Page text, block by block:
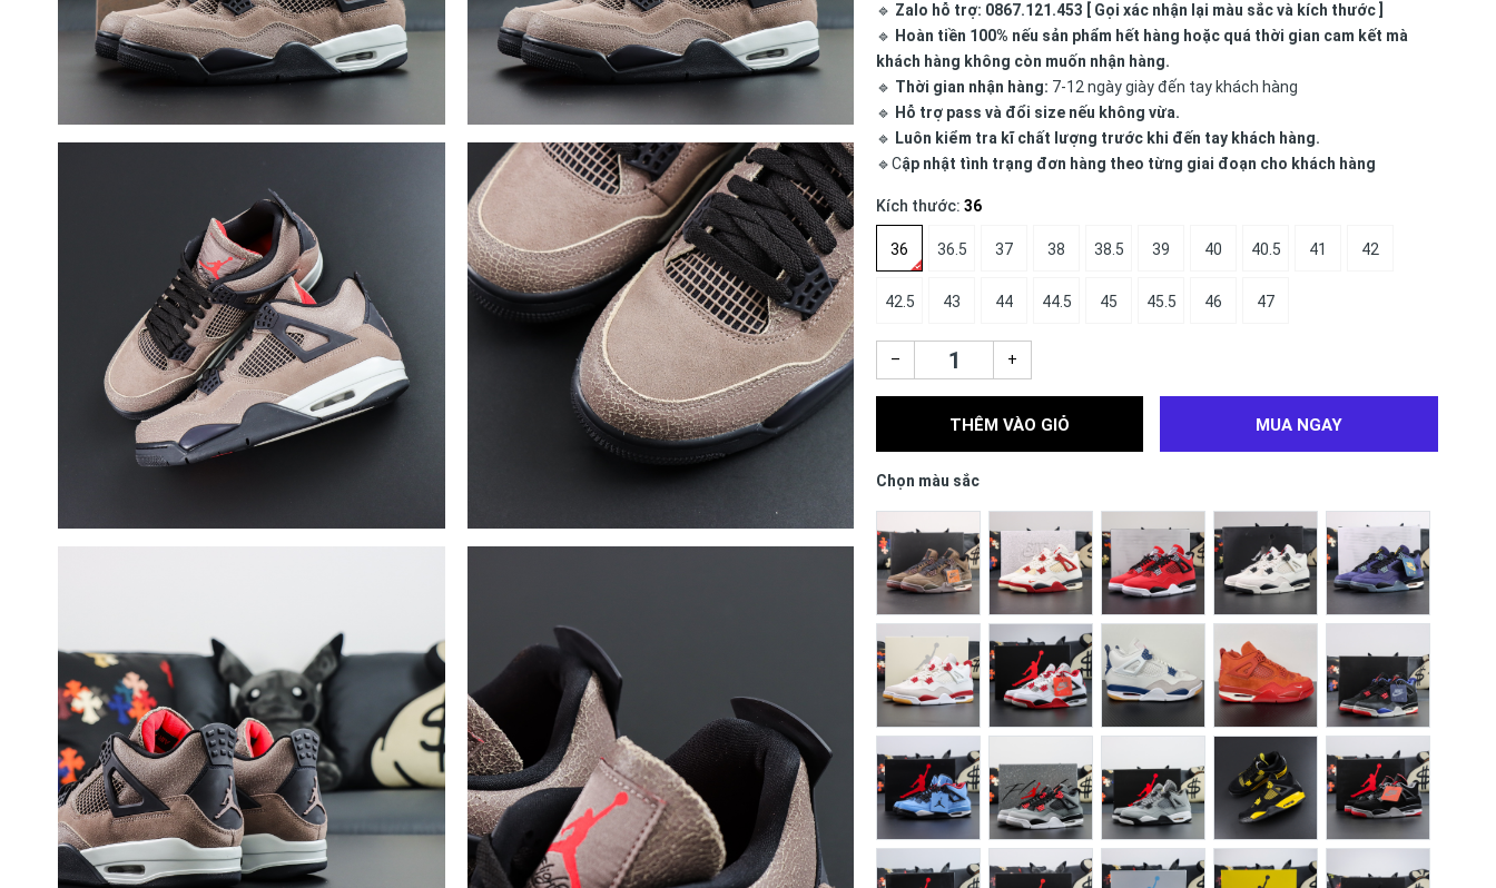
🔹 Zalo hỗ trợ: 0867.121.453 [ Gọi xác nhận lại màu sắc và kích thước ]
🔹 Hoàn tiền 100% nếu sản phẩm hết hàng hoặc quá thời gian cam kết mà
khách hàng không còn muốn nhận hàng.
🔹 Thời gian nhận hàng: 7-12 ngày giày đến tay khách hàng
🔹 Hỗ trợ pass và đổi size nếu không vừa.
🔹 Luôn kiểm tra kĩ chất lượng trước khi đến tay khách hàng.
🔹Cập nhật tình trạng đơn hàng theo từng giai đoạn cho khách hàng
Kích thước: 36
36 36.5 37 38 38.5 39 40 40.5 41 42
42.5 43 44 44.5 45 45.5 46 47
– +
THÊM VÀO GIỎ MUA NGAY
Chọn màu sắc